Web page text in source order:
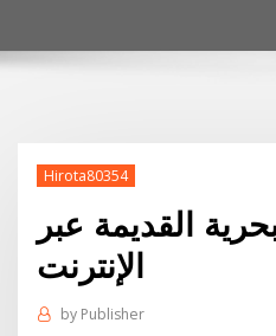
Hirota80354
القديمة عبر
الإنترنت
by Publisher